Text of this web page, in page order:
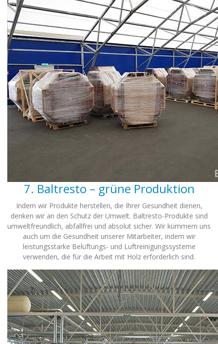
7. Baltresto – grüne Produktion
Indem wir Produkte herstellen, die Ihrer Gesundheit dienen,
denken wir an den Schutz der Umwelt. Baltresto-Produkte sind
umweltfreundlich, abfallfrei und absolut sicher. Wir kümmern uns
auch um die Gesundheit unserer Mitarbeiter, indem wir
leistungsstarke Belüftungs- und Luftreinigungssysteme
verwenden, die für die Arbeit mit Holz erforderlich sind.